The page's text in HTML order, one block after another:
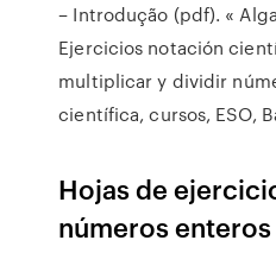
– Introdução (pdf). «
Ejercicios notación
multiplicar y dividir
científica, cursos, ESO,
Hojas de
números